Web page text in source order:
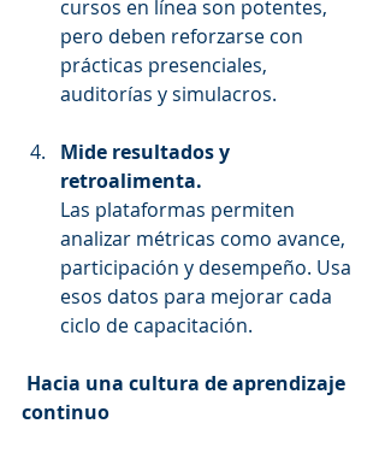
cursos en línea son potentes,
pero deben reforzarse con
prácticas presenciales,
auditorías y simulacros.
Mide resultados y
retroalimenta.
Las plataformas permiten
analizar métricas como avance,
participación y desempeño. Usa
esos datos para mejorar cada
ciclo de capacitación.
Hacia una cultura de aprendizaje
continuo